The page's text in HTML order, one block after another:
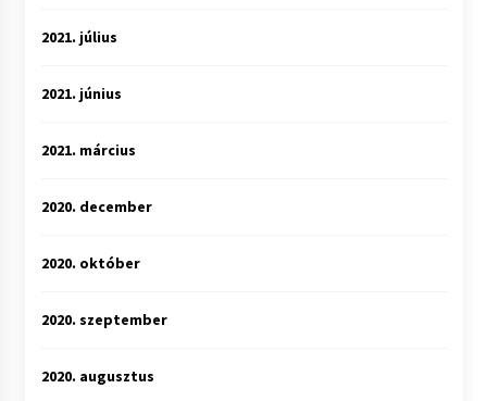
2021. július
2021. június
2021. március
2020. december
2020. október
2020. szeptember
2020. augusztus